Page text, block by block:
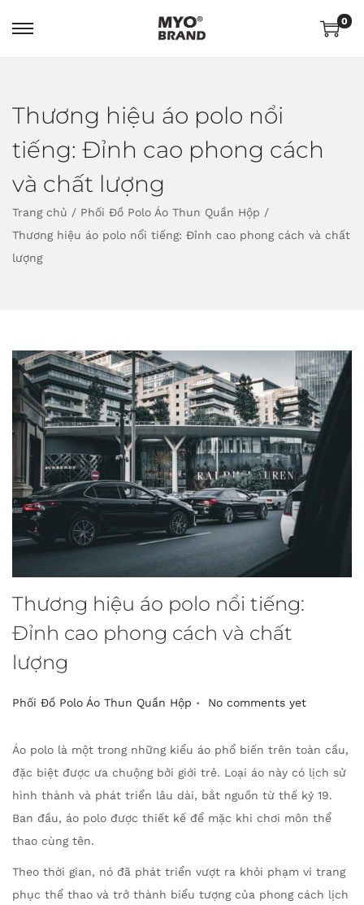
0
Thương hiệu áo polo nổi
tiếng: Đỉnh cao phong cách
và chất lượng
Trang chủ / Phối Đồ Polo Áo Thun Quần Hộp /
Thương hiệu áo polo nổi tiếng: Đỉnh cao phong cách và chất
lượng
Thương hiệu áo polo nổi tiếng:
Đỉnh cao phong cách và chất
lượng
P
s
t
e
d
i
Phối Đồ Polo Áo Thun Quần Hộp . No comments yet
Áo polo là một trong những kiểu áo phổ biến trên toàn cầu,
đặc biệt được ưa chuộng bởi giới trẻ. Loại áo này có lịch sử
hình thành và phát triển lâu dài, bắt nguồn từ thế kỷ 19.
Ban đầu, áo polo được thiết kế để mặc khi chơi môn thể
thao cùng tên.
Theo thời gian, nó đã phát triển vượt ra khỏi phạm vi trang
phục thể thao và trở thành biểu tượng của phong cách lịch